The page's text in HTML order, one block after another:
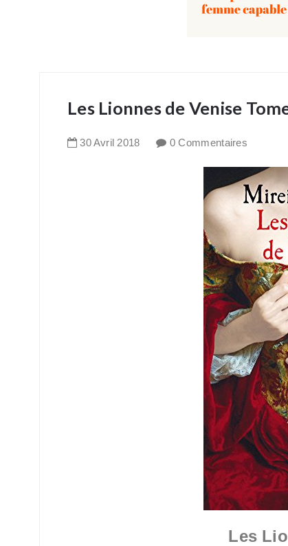
Les Lionnes de Venise
30Avril 2018 0 Commentaires
Les